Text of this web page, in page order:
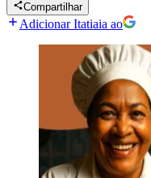
Compartilhar
Adicionar Itatiaia ao